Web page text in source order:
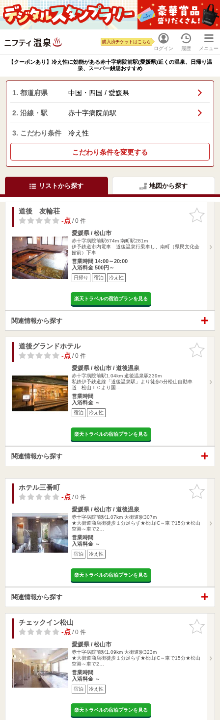
ログイン
購入済チケットはこちら
履歴 メニュー
【クーポンあり】冷え性に効能がある赤十字病院前駅(愛媛県)近くの温泉、日帰り温
泉、スーパー銭湯おすすめ
1. 都道府県 中国・四国 / 愛媛県
2. 沿線・駅 赤十字病院前駅
3. こだわり条件 冷え性
こだわり条件を変更する
リストから探す 地図から探す
お気に入
りに追加
道後 友輪荘
-点/ 0 件
愛媛県 / 松山市
赤十字病院前駅674m 南町駅281m
伊予鉄道市内電車 道後温泉行乗車し、南町（県民文化会
館前）下車
営業時間 14:00～20:00
入浴料金 500円～
日帰り 宿泊 冷え性
楽天トラベルの宿泊プランを見る
関連情報から探す
お気に入
りに追加
道後グランドホテル
-点/ 0 件
愛媛県 / 松山市 / 道後温泉
赤十字病院前駅1.04km 道後温泉駅239m
私鉄伊予鉄道線「道後温泉駅」より徒歩5分松山自動車
道 松山ＩＣより国…
営業時間
入浴料金 ～
宿泊 冷え性
楽天トラベルの宿泊プランを見る
関連情報から探す
お気に入
りに追加
ホテル三番町
-点/ 0 件
愛媛県 / 松山市 / 道後温泉
赤十字病院前駅1.07km 大街道駅307m
★大街道商店街徒歩１分足らず★松山IC～車で15分★松山
空港～車で2…
営業時間
入浴料金 ～
宿泊 冷え性
楽天トラベルの宿泊プランを見る
関連情報から探す
お気に入
りに追加
チェックイン松山
-点/ 0 件
愛媛県 / 松山市
赤十字病院前駅1.09km 大街道駅323m
★大街道商店街徒歩１分足らず★松山IC～車で15分★松山
空港～車で2…
営業時間
入浴料金 ～
宿泊 冷え性
楽天トラベルの宿泊プランを見る